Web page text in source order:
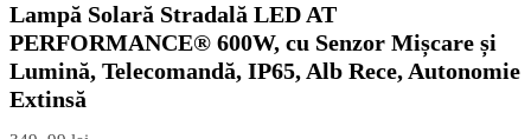
Lampă Solară Stradală LED AT
PERFORMANCE® 600W, cu Senzor Mișcare și
Lumină, Telecomandă, IP65, Alb Rece, Autonomie
Extinsă